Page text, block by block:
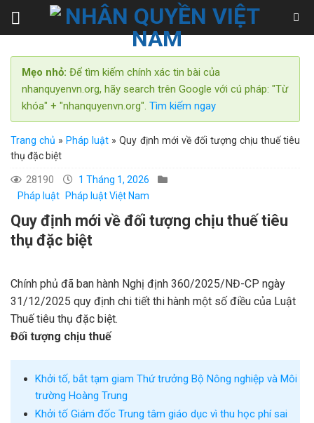
Skip
Mẹo nhỏ: Để tìm kiếm chính xác tin bài của
nhanquyenvn.org, hãy search trên Google với cú pháp: "Từ
khóa" + "nhanquyenvn.org". Tìm kiếm ngay
Trang chủ » Pháp luật »Quy định mới về đối tượng chịu thuế tiêu
thụ đặc biệt
28190
1 Tháng 1, 2026
Pháp luật
Pháp luật Việt Nam
Quy định mới về đối tượng chịu thuế tiêu
thụ đặc biệt
Chính phủ đã ban hành Nghị định 360/2025/NĐ-CP ngày
31/12/2025 quy định chi tiết thi hành một số điều của Luật
Thuế tiêu thụ đặc biệt.
Đối tượng chịu thuế
Khởi tố, bắt tạm giam Thứ trưởng Bộ Nông nghiệp và Môi
trường Hoàng Trung
Khởi tố Giám đốc Trung tâm giáo dục vì thu học phí sai